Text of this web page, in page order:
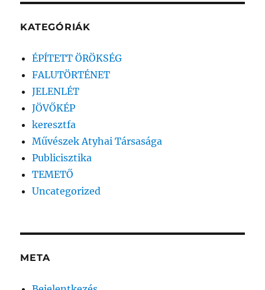
KATEGÓRIÁK
ÉPÍTETT ÖRÖKSÉG
FALUTÖRTÉNET
JELENLÉT
JÖVŐKÉP
keresztfa
Művészek Atyhai Társasága
Publicisztika
TEMETŐ
Uncategorized
META